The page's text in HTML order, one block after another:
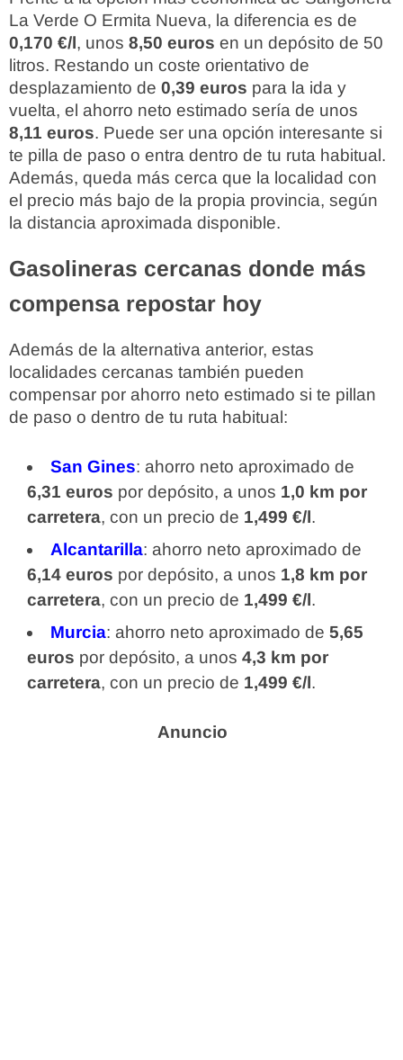
La Verde O Ermita Nueva, la diferencia es de
0,170 €/l, unos 8,50 euros en un depósito de 50
litros. Restando un coste orientativo de
desplazamiento de 0,39 euros para la ida y
vuelta, el ahorro neto estimado sería de unos
8,11 euros. Puede ser una opción interesante si
te pilla de paso o entra dentro de tu ruta habitual.
Además, queda más cerca que la localidad con
el precio más bajo de la propia provincia, según
la distancia aproximada disponible.
Gasolineras cercanas donde más
compensa repostar hoy
Además de la alternativa anterior, estas
localidades cercanas también pueden
compensar por ahorro neto estimado si te pillan
de paso o dentro de tu ruta habitual:
San Gines: ahorro neto aproximado de
6,31 euros por depósito, a unos 1,0 km por
carretera, con un precio de 1,499 €/l.
Alcantarilla: ahorro neto aproximado de
6,14 euros por depósito, a unos 1,8 km por
carretera, con un precio de 1,499 €/l.
Murcia: ahorro neto aproximado de 5,65
euros por depósito, a unos 4,3 km por
carretera, con un precio de 1,499 €/l.